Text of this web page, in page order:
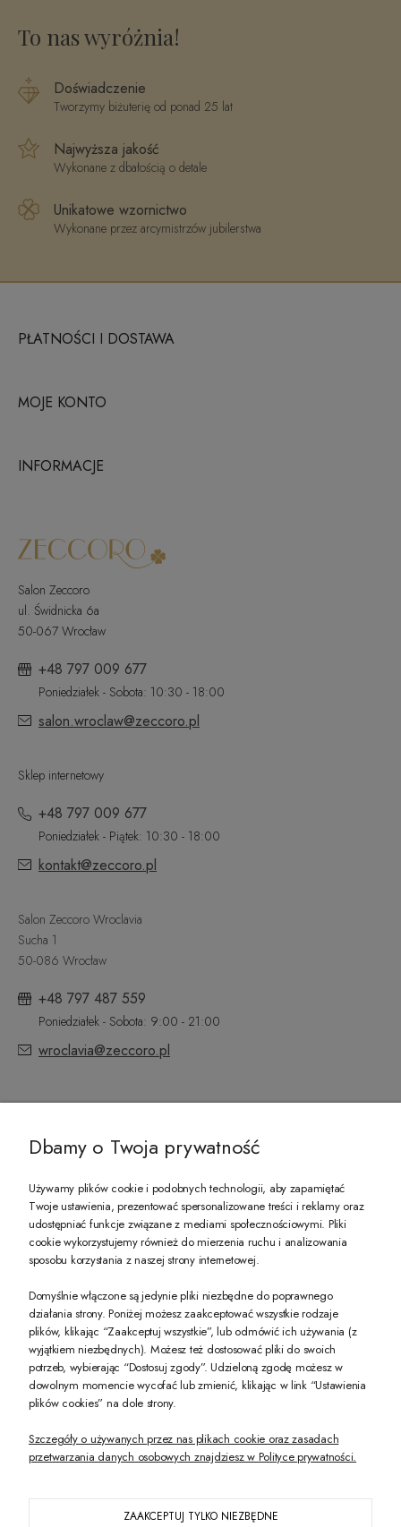
To nas wyróżnia!
Doświadczenie
Tworzymy biżuterię od ponad 25 lat
Najwyższa jakość
Wykonane z dbałością o detale
Unikatowe wzornictwo
Wykonane przez arcymistrzów jubilerstwa
PŁATNOŚCI I DOSTAWA
MOJE KONTO
INFORMACJE
Salon Zeccoro
ul. Świdnicka 6a
50-067 Wrocław
+48 797 009 677
Poniedziałek - Sobota: 10:30 - 18:00
salon.wroclaw@zeccoro.pl
Sklep internetowy
+48 797 009 677
Poniedziałek - Piątek: 10:30 - 18:00
kontakt@zeccoro.pl
Salon Zeccoro Wroclavia
Sucha 1
50-086 Wrocław
+48 797 487 559
Poniedziałek - Sobota: 9:00 - 21:00
wroclavia@zeccoro.pl
PREZENT DLA CIEBIE!
-10% na pierwsze zakupy na zeccoro.pl Gdy zapiszesz się do naszego
Twoje dane będą przetwarzane zgodnie z nasząpolityką prywatności
POKAŻ PEŁNĄ WERSJĘ STRONY
Dbamy o Twoja prywatność
Używamy plików cookie i podobnych technologii, aby zapamiętać
Twoje ustawienia, prezentować spersonalizowane treści i reklamy oraz
udostępniać funkcje związane z mediami społecznościowymi. Pliki
cookie wykorzystujemy również do mierzenia ruchu i analizowania
sposobu korzystania z naszej strony internetowej.
Domyślnie włączone są jedynie pliki niezbędne do poprawnego
działania strony. Poniżej możesz zaakceptować wszystkie rodzaje
plików, klikając “Zaakceptuj wszystkie”, lub odmówić ich używania (z
wyjątkiem niezbędnych). Możesz też dostosować pliki do swoich
potrzeb, wybierając “Dostosuj zgody”. Udzieloną zgodę możesz w
dowolnym momencie wycofać lub zmienić, klikając w link “Ustawienia
plików cookies” na dole strony.
Szczegóły o używanych przez nas plikach cookie oraz zasadach
przetwarzania danych osobowych znajdziesz w Polityce prywatności.
ZAAKCEPTUJ TYLKO NIEZBĘDNE